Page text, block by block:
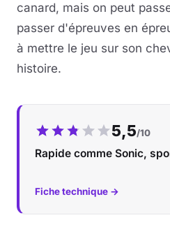
canard, mais on peut
passer d'épreuves en
à mettre le jeu sur son
histoire.
Notre note :
5,5/10
Rapide comme Sonic,
Fiche technique →